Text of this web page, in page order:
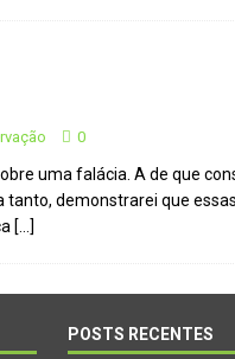
volta ao século XVI
e eucalipto às Florestas com
AMBIENTE
0
uma falácia. A de que
demonstrarei que
[…]
POSTS RECENTES